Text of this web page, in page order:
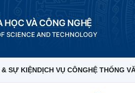
HỌC VÀ CÔNG NGHỆ
SCIENCE AND TECHNOLOGY
SỰ KIỆNDỊCH VỤ CÔNGHỆ THỐNG